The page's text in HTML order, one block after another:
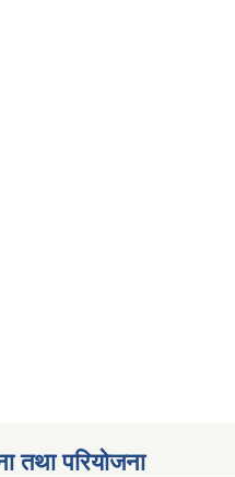
तथा परियोजना